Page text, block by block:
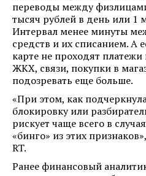
переводы между
тысяч рублей в день или 1
Интервал менее минуты
средств и их списанием. А
карте не проходят
ЖКХ, связи, покупки в
подозревать еще больше.
«При этом, как
блокировку или
рискует чаще всего в
«бинго» из этих
RT.
Ранее финансовый